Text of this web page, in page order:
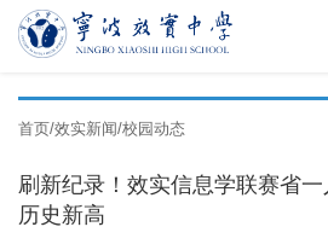
首页/效实新闻/校园动态
刷新纪录！效实信息学联赛省
历史新高